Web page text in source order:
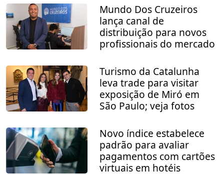
Mundo Dos Cruzeiros
lança canal de
distribuição para novos
profissionais do mercado
Turismo da Catalunha
leva trade para visitar
exposição de Miró em
São Paulo; veja fotos
Novo índice estabelece
padrão para avaliar
pagamentos com cartões
virtuais em hotéis